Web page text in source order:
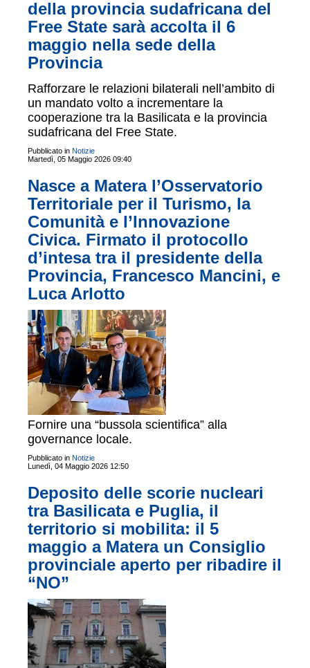
della provincia sudafricana del
Free State sarà accolta il 6
maggio nella sede della
Provincia
Rafforzare le relazioni bilaterali nell’ambito di
un mandato volto a incrementare la
cooperazione tra la Basilicata e la provincia
sudafricana del Free State.
Pubblicato in Notizie
Martedì, 05 Maggio 2026 09:40
Nasce a Matera l’Osservatorio
Territoriale per il Turismo, la
Comunità e l’Innovazione
Civica. Firmato il protocollo
d’intesa tra il presidente della
Provincia, Francesco Mancini, e
Luca Arlotto
Fornire una “bussola scientifica” alla
governance locale.
Pubblicato in Notizie
Lunedì, 04 Maggio 2026 12:50
Deposito delle scorie nucleari
tra Basilicata e Puglia, il
territorio si mobilita: il 5
maggio a Matera un Consiglio
provinciale aperto per ribadire il
“NO”